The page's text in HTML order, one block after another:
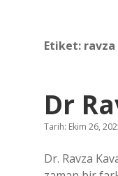
Etiket: ravza
Dr
Tarih: Ekim 26,
Dr. Ravza